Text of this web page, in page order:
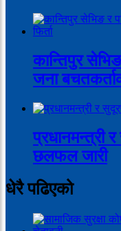
कान्तिपुर
जना
प्रधानमन्त्री
छलफल जारी
धेरै पढिएको